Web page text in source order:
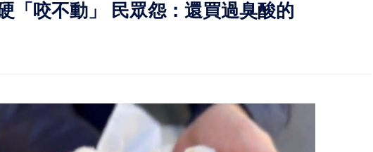
詭！ 轎車凌晨滑行自撞護欄 男癱坐死「車...
桃園上演絕命終結站！ 騎到一半「天降電線...
「咬不動」 民眾怨：還買過臭酸的